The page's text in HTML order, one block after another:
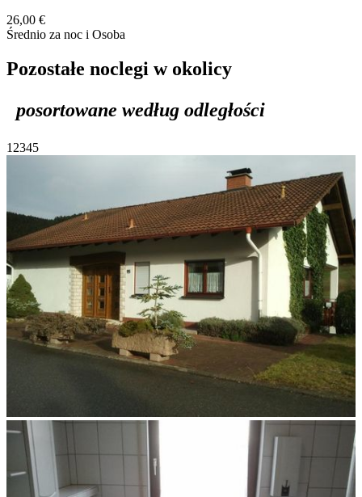
26,00 €
Średnio za noc i Osoba
Pozostałe noclegi w okolicy
posortowane według odległości
1 2345